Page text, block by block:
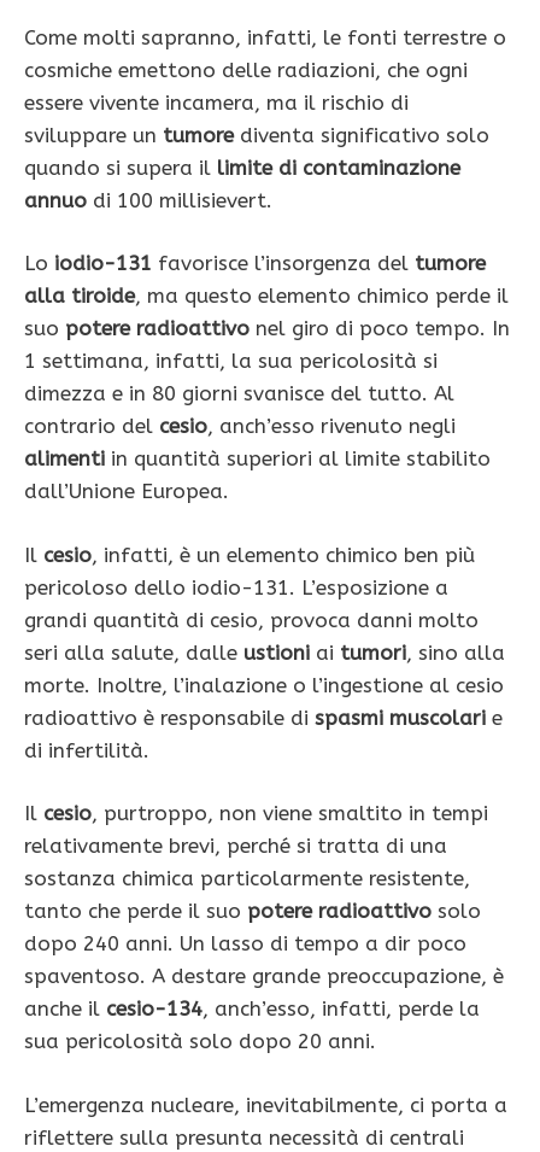
Come molti sapranno, infatti, le fonti terrestre o
cosmiche emettono delle radiazioni, che ogni
essere vivente incamera, ma il rischio di
sviluppare un tumorediventa significativo solo
quando si supera il limite di contaminazione
annuo di 100 millisievert.
Lo iodio-131 favorisce l’insorgenza del tumore
alla tiroide, ma questo elemento chimico perde il
suo potere radioattivo nel giro di poco tempo. In
1 settimana, infatti, la sua pericolosità si
dimezza e in 80 giorni svanisce del tutto. Al
contrario del cesio, anch’esso rivenuto negli
alimenti in quantità superiori al limite stabilito
dall’Unione Europea.
Il cesio, infatti, è un elemento chimico ben più
pericoloso dello iodio-131. L’esposizione a
grandi quantità di cesio, provoca danni molto
seri alla salute, dalle ustioni ai tumori, sino alla
morte. Inoltre, l’inalazione o l’ingestione al cesio
radioattivo è responsabile di spasmi muscolari e
di infertilità.
Il cesio, purtroppo, non viene smaltito in tempi
relativamente brevi, perché si tratta di una
sostanza chimica particolarmente resistente,
tanto che perde il suo potere radioattivo solo
dopo 240 anni. Un lasso di tempo a dir poco
spaventoso. A destare grande preoccupazione, è
anche il cesio-134, anch’esso, infatti, perde la
sua pericolosità solo dopo 20 anni.
L’emergenza nucleare, inevitabilmente, ci porta a
riflettere sulla presunta necessità di centrali